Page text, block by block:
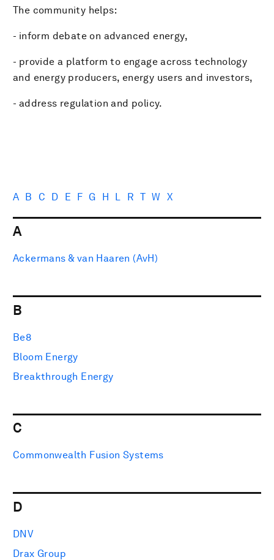
The community helps:
- inform debate on advanced energy,
- provide a platform to engage across technology
and energy producers, energy users and investors,
- address regulation and policy.
A B C D E F G H L R T W X
A
Ackermans & van Haaren (AvH)
B
Be8
Bloom Energy
Breakthrough Energy
C
Commonwealth Fusion Systems
D
DNV
Drax Group